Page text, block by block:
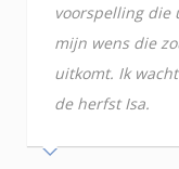
voorspelling die
mijn wens die
uitkomt. Ik
de herfst Isa.